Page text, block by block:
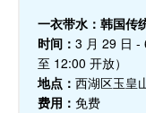
一衣带水：韩国传
时间： 3 月 29 日 -
至 12:00 开放）
地点： 西湖区玉皇
费用： 免费